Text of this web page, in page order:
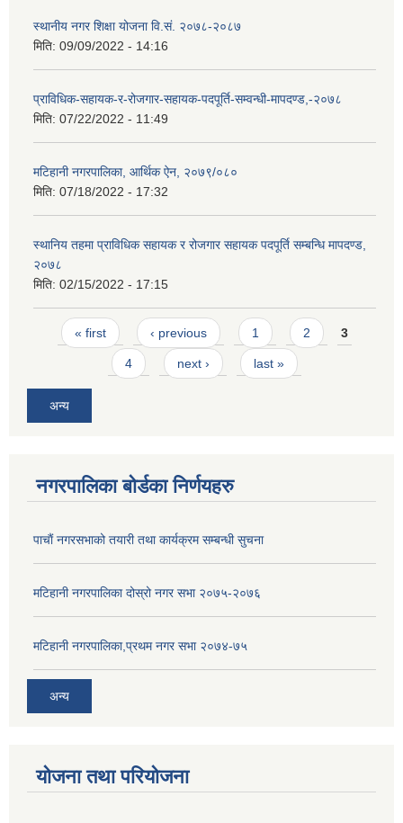
स्थानीय नगर शिक्षा योजना वि‍.सं. २०७८-२०८७
मिति: 09/09/2022 - 14:16
प्राविधिक-सहायक-र-रोजगार-सहायक-पदपूर्ति-सम्वन्धी-मापदण्ड,-२०७८
मिति: 07/22/2022 - 11:49
मटिहानी नगरपालिका, आर्थिक ऐन, २०७९/०८०
मिति: 07/18/2022 - 17:32
स्थानिय तहमा प्राविधिक सहायक र रोजगार सहायक पदपूर्ति सम्बन्धि मापदण्ड,
२०७८
मिति: 02/15/2022 - 17:15
Pages
« first ‹ previous 1 2 3
4 next › last »
अन्य
नगरपालिका बोर्डका निर्णयहरु
पाचाैं नगरसभाको तयारी तथा कार्यक्रम सम्बन्धी सुचना
मटिहानी नगरपालिका दोस्रो नगर सभा २०७५-२०७६
मटिहानी नगरपालिका,प्रथम नगर सभा २०७४-७५
अन्य
योजना तथा परियोजना